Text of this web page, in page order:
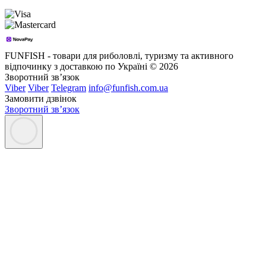
FUNFISH - товари для риболовлі, туризму та активного
відпочинку з доставкою по Україні © 2026
Зворотний зв’язок
Viber Viber Telegram info@funfish.com.ua
Замовити дзвінок
Зворотний зв’язок